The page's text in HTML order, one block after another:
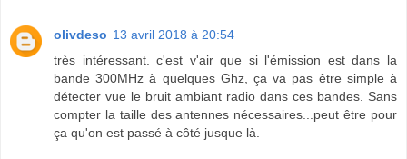
olivdeso 13 avril 2018 à 20:54
très intéressant. c'est v'air que si l'émission est dans la
bande 300MHz à quelques Ghz, ça va pas être simple à
détecter vue le bruit ambiant radio dans ces bandes. Sans
compter la taille des antennes nécessaires...peut être pour
ça qu'on est passé à côté jusque là.